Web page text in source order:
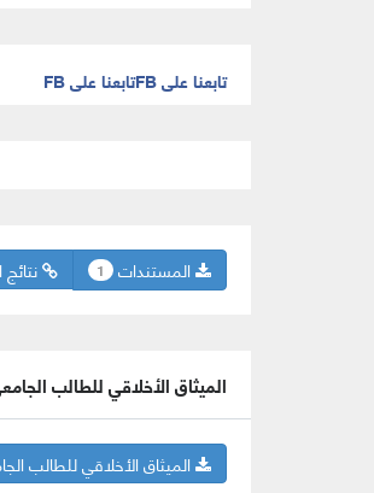
تابعنا على FB تابعنا على FB
المستندات 1
الميثاق الأخلاقي للطالب
الميثاق الأخلاقي للطالب